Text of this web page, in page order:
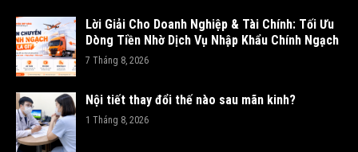
Lời Giải Cho Doanh Nghiệp & Tài Chính: Tối Ưu
Dòng Tiền Nhờ Dịch Vụ Nhập Khẩu Chính Ngạch
7 Tháng 8, 2026
Nội tiết thay đổi thế nào sau mãn kinh?
1 Tháng 8, 2026